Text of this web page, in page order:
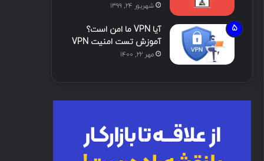
شهریور ۲۴, ۱۳۹۹
آیا VPN ما امن است؟
آموزش تست امنیت VPN
مهر ۲۲, ۱۴۰۰